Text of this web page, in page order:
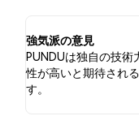
強気派の意見
PUNDUは独自の技
性が高いと期待され
す。